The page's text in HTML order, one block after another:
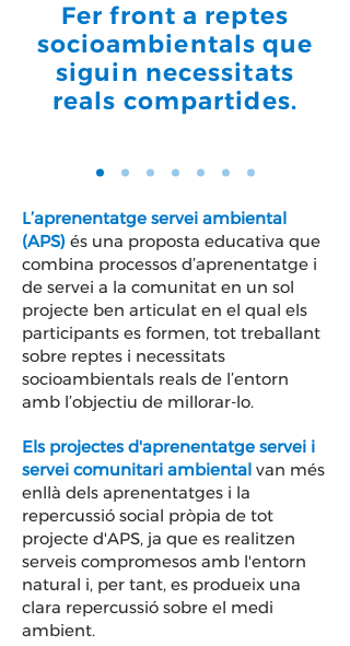
Fer front a reptes
socioambientals que
siguin necessitats
reals compartides.
L’aprenentatge servei ambiental
(APS) és una proposta educativa que
combina processos d’aprenentatge i
de servei a la comunitat en un sol
projecte ben articulat en el qual els
participants es formen, tot treballant
sobre reptes i necessitats
socioambientals reals de l’entorn
amb l’objectiu de millorar-lo.
Els projectes d'aprenentatge servei i
servei comunitari ambiental van més
enllà dels aprenentatges i la
repercussió social pròpia de tot
projecte d'APS, ja que es realitzen
serveis compromesos amb l'entorn
natural i, per tant, es produeix una
clara repercussió sobre el medi
ambient.